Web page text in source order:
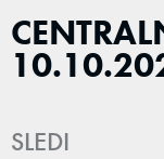
SLEDI